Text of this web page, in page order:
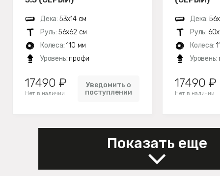
Дека: 53х14 см
Руль: 56х62 см
Колеса: 110 мм
Уровень: профи
17490 ₽
Нет в наличии
Уведомить о
поступлении
Дека:
Руль:
Колеса:
Уровень:
17490 ₽
Нет в наличии
Показать еще